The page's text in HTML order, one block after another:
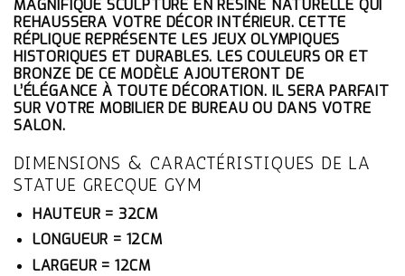
227.10€.215.75€.
MAGNIFIQUE SCULPTURE EN RÉSINE NATURELLE QUI
REHAUSSERA VOTRE DÉCOR INTÉRIEUR. CETTE
RÉPLIQUE REPRÉSENTE LES JEUX OLYMPIQUES
HISTORIQUES ET DURABLES. LES COULEURS OR ET
BRONZE DE CE MODÈLE AJOUTERONT DE
L’ÉLÉGANCE À TOUTE DÉCORATION. IL SERA PARFAIT
SUR VOTRE MOBILIER DE BUREAU OU DANS VOTRE
SALON.
DIMENSIONS & CARACTÉRISTIQUES DE LA
STATUE GRECQUE GYM
HAUTEUR = 32CM
LONGUEUR = 12CM
LARGEUR = 12CM